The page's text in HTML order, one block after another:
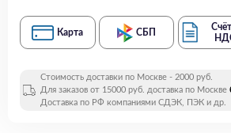
Карта СБП
Стоимость доставки по Москве - 2000 руб.
Для заказов от 15000 руб. доставка по Москве
Доставка по РФ компаниями СДЭК, ПЭК и др.